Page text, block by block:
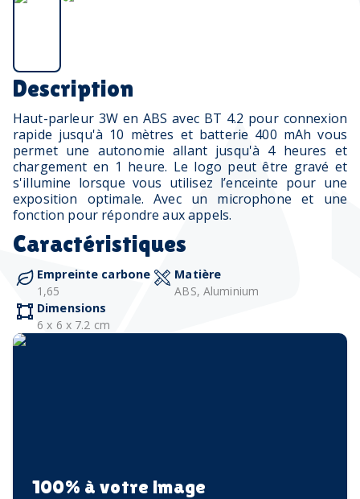
Description
Haut-parleur 3W en ABS avec BT 4.2 pour connexion
rapide jusqu'à 10 mètres et batterie 400 mAh vous
permet une autonomie allant jusqu'à 4 heures et
chargement en 1 heure. Le logo peut être gravé et
s'illumine lorsque vous utilisez l’enceinte pour une
exposition optimale. Avec un microphone et une
fonction pour répondre aux appels.
Caractéristiques
Empreinte carbone
1,65
Matière
ABS, Aluminium
Dimensions
6 x 6 x 7.2 cm
100% à votre image